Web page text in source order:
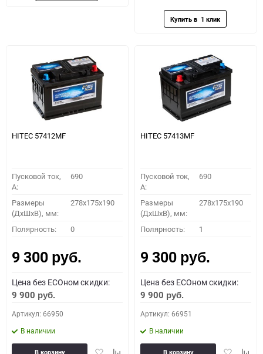
HITEC 57412MF
Пусковой ток,
A:
690
Размеры
(ДхШхВ), мм:
278x175x190
Полярность: 0
9 300 руб.
Цена без ECOном скидки:
9 900 руб.
Артикул: 66950
В наличии
ДобавитьДобавить
В корзину
HITEC 57413MF
Пусковой ток,
A:
690
Размеры
(ДхШхВ), мм:
278x175x190
Полярность: 1
9 300 руб.
Цена без ECOном скидки:
9 900 руб.
Артикул: 66951
В наличии
Добавить
В корзину